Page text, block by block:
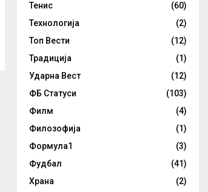
Тенис
(60)
Технологија
(2)
Топ Вести
(12)
Традиција
(1)
Ударна Вест
(12)
ФБ Статуси
(103)
Филм
(4)
Филозофија
(1)
Формула1
(3)
Фудбал
(41)
Храна
(2)